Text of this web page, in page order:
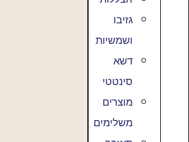
גזיבו
ושמשיות
דשא
סינטטי
מוצרים
משלימים